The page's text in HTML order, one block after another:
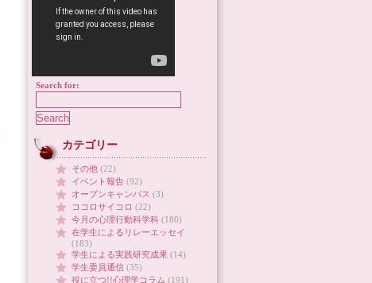
Search for:
カテゴリー
その他 (22)
イベント報告 (92)
オープンキャンパス (3)
ココロサイコロ (22)
今月の心理行動科学科 (180)
在学生によるリレーエッセイ
(183)
学生による実践研究成果 (14)
学生委員通信 (35)
役に立つ!!心理学コラム (191)